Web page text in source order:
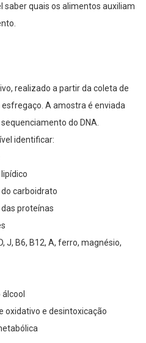
saber quais os alimentos auxiliam
realizado a partir da coleta de
A amostra é enviada
do DNA.
identificar:
carboidrato
proteínas
J, B6, B12, A, ferro, magnésio,
álcool
oxidativo e desintoxicação